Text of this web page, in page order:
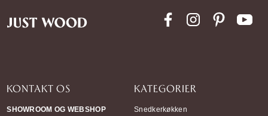
KONTAKT OS
SHOWROOM OG WEBSHOP
KATEGORIER
Snedkerkøkken